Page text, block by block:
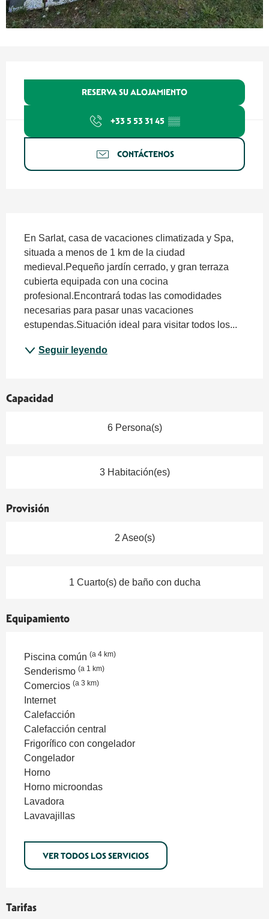
RESERVA SU ALOJAMIENTO
+33 5 53 31 45 ▒▒
CONTÁCTENOS
En Sarlat, casa de vacaciones climatizada y Spa,
situada a menos de 1 km de la ciudad
medieval.Pequeño jardín cerrado, y gran terraza
cubierta equipada con una cocina
profesional.Encontrará todas las comodidades
necesarias para pasar unas vacaciones
estupendas.Situación ideal para visitar todos los...
Seguir leyendo
Capacidad
6 Persona(s)
3 Habitación(es)
Provisión
2 Aseo(s)
1 Cuarto(s) de baño con ducha
Equipamiento
Piscina común (a 4 km)
Senderismo (a 1 km)
Comercios (a 3 km)
Internet
Calefacción
Calefacción central
Frigorífico con congelador
Congelador
Horno
Horno microondas
Lavadora
Lavavajillas
VER TODOS LOS SERVICIOS
Tarifas